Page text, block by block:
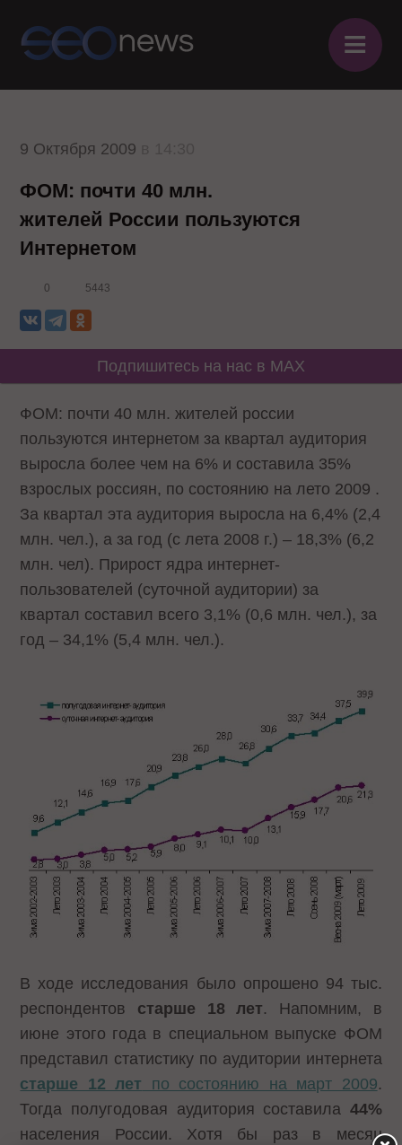
≡
9 Октября 2009
ФОМ: почти 40 млн.
жителей России пользуются
Интернетом
0 5443
Подпишитесь на нас в MAX
ФОМ: почти 40 млн. жителей россии
пользуются интернетом за квартал аудитория
выросла более чем на 6% и составила 35%
взрослых россиян, по состоянию на лето 2009 .
За квартал эта аудитория выросла на 6,4% (2,4
млн. чел.), а за год (с лета 2008 г.) – 18,3% (6,2
млн. чел). Прирост ядра интернет-
пользователей (суточной аудитории) за
квартал составил всего 3,1% (0,6 млн. чел.), за
год – 34,1% (5,4 млн. чел.).
В ходе исследования было опрошено 94 тыс.
респондентов старше 18 лет. Напомним, в
июне этого года в специальном выпуске ФОМ
представил статистику по аудитории интернета
старше 12 лет по состоянию на март 2009.
Тогда полугодовая аудитория составила 44%
населения России. Хотя бы раз в месяц